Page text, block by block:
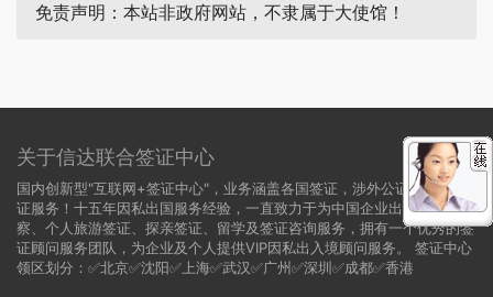
免责声明：本站非政府网站，不隶属于大使馆！
关于信达联合签证中心
国内创新型"互联网+签证中心"，业务涵盖各国签证，涉外公证，领事认
证服务！十五年因私出国服务经验，一直致力于为中国企业出国商务考
察、个人旅游签证、探亲签证、留学及签证咨询服务，拥有一个优秀的签
证顾问服务团队，为企业及个人提供VIP因私出入境顾问服务。 签证中心
领区划分：✅北京✅沈阳✅上海✅武汉✅广州✅深圳✅成都✅香港